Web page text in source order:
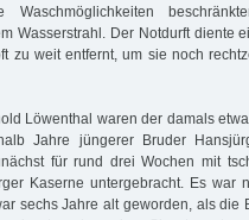
Waschmöglichkeiten
Wasserstrahl. Der Notdurft diente
zu weit entfernt, um sie noch
Löwenthal waren der damals
Jahre jüngerer Bruder
für rund drei Wochen mit
Kaserne untergebracht. Es war
sechs Jahre alt geworden, als die